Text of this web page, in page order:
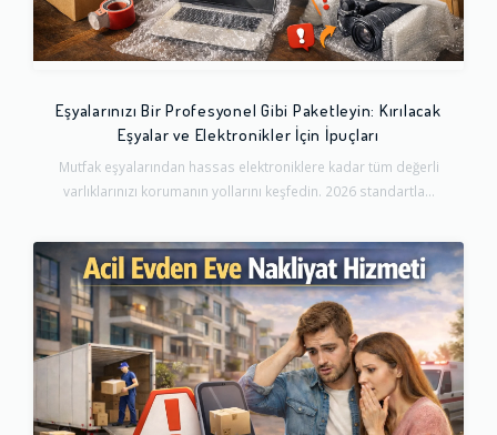
Eşyalarınızı Bir Profesyonel Gibi Paketleyin: Kırılacak
Eşyalar ve Elektronikler İçin İpuçları
Mutfak eşyalarından hassas elektroniklere kadar tüm değerli
varlıklarınızı korumanın yollarını keşfedin. 2026 standartla...